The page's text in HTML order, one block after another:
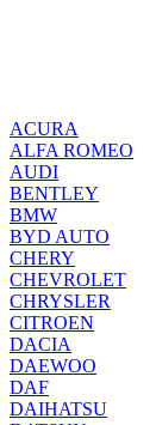
ACURA
ALFA ROMEO
AUDI
BENTLEY
BMW
BYD AUTO
CHERY
CHEVROLET
CHRYSLER
CITROEN
DACIA
DAEWOO
DAF
DAIHATSU